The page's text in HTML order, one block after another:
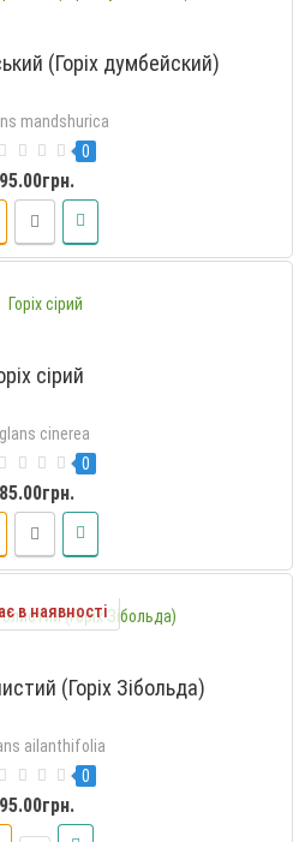
(Горіх думбейский)
mandshurica
0
95.00грн.
сірий
cinerea
0
85.00грн.
в наявності
(Горіх Зібольда)
ailanthifolia
0
95.00грн.